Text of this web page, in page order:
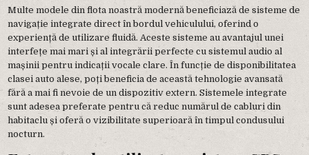
Multe modele din flota noastră modernă beneficiază de sisteme de
navigație integrate direct în bordul vehiculului, oferind o
experiență de utilizare fluidă. Aceste sisteme au avantajul unei
interfețe mai mari și al integrării perfecte cu sistemul audio al
mașinii pentru indicații vocale clare. În funcție de disponibilitatea
clasei auto alese, poți beneficia de această tehnologie avansată
fără a mai fi nevoie de un dispozitiv extern. Sistemele integrate
sunt adesea preferate pentru că reduc numărul de cabluri din
habitaclu și oferă o vizibilitate superioară în timpul condusului
nocturn.